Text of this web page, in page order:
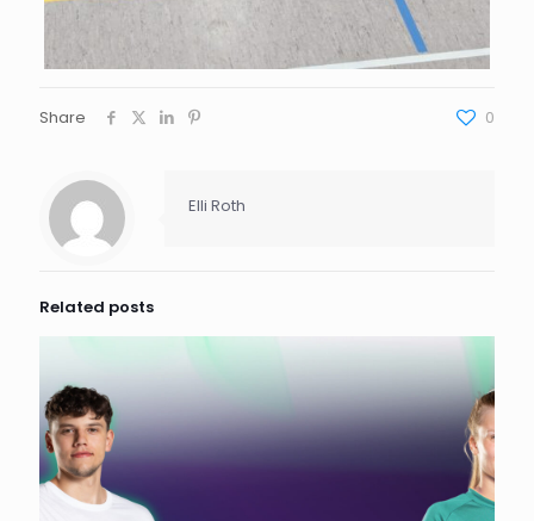
Share 0
Elli Roth
Related posts